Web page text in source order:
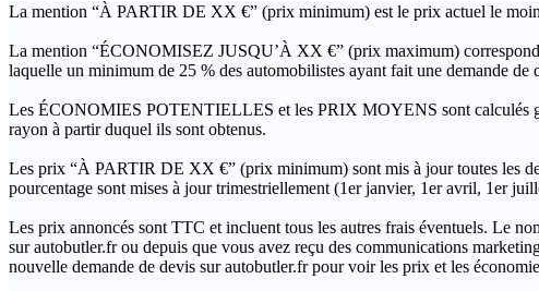
La mention “À PARTIR DE XX €” (prix minimum) est le prix actuel le
La mention “ÉCONOMISEZ JUSQU’À XX €” (prix maximum) correspond
laquelle un minimum de 25 % des automobilistes ayant fait une demande
Les ÉCONOMIES POTENTIELLES et les PRIX MOYENS sont calculés
rayon à partir duquel ils sont obtenus.
Les prix “À PARTIR DE XX €” (prix minimum) sont mis à jour toutes les
pourcentage sont mises à jour trimestriellement (1er janvier, 1er avril, 1er
Les prix annoncés sont TTC et incluent tous les autres frais éventuels. Le
sur autobutler.fr ou depuis que vous avez reçu des communications
nouvelle demande de devis sur autobutler.fr pour voir les prix et les